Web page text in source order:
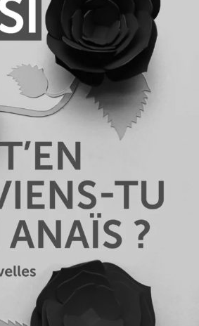
tu, mon Anaïs ?
Michel Bussi